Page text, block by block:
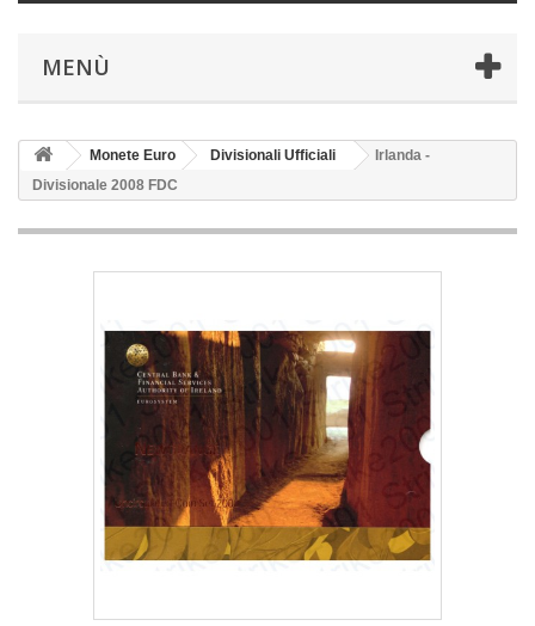
MENÙ
Monete Euro Divisionali Ufficiali
Irlanda -
Divisionale 2008 FDC